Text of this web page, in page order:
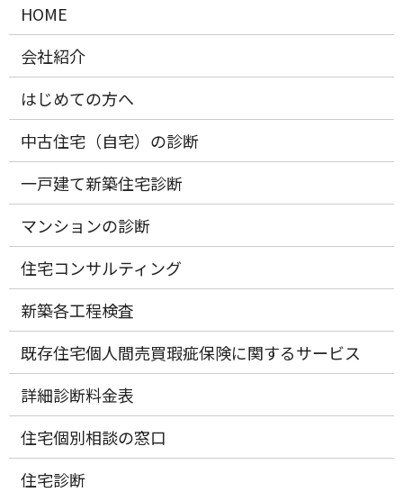
HOME
会社紹介
はじめての方へ
中古住宅（自宅）の診断
一戸建て新築住宅診断
マンションの診断
住宅コンサルティング
新築各工程検査
既存住宅個人間売買瑕疵保険に関するサービス
詳細診断料金表
住宅個別相談の窓口
住宅診断